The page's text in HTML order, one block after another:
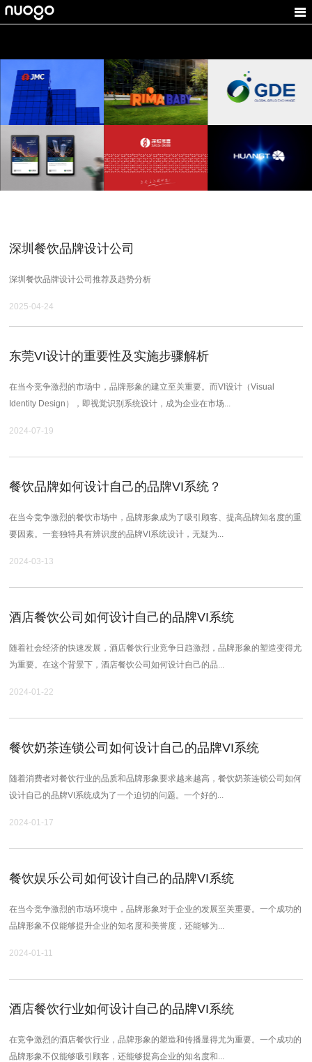
富乔鑫资本
投资公司VI设计,金融品
牌设计
华慧能
环保标志设计,能源VI设
计
锐马
童车VI设计,婴儿品牌设
计,LOGO设计
深粮多喜
粮食企业品牌设计,商城
LOGO设计
全球药品交易
所
设计
煌台光电
光电LOGO设计, 工业品
牌设计
深圳餐饮品牌设计公司
深圳餐饮品牌设计公司推荐及趋势分析
2025-04-24
东莞VI设计的重要性及实施步骤解析
在当今竞争激烈的市场中，品牌形象的建立至关重要。而VI设计（Visual
Identity Design），即视觉识别系统设计，成为企业在市场...
2024-07-19
餐饮品牌如何设计自己的品牌VI系统？
在当今竞争激烈的餐饮市场中，品牌形象成为了吸引顾客、提高品牌知名度的重
要因素。一套独特具有辨识度的品牌VI系统设计，无疑为...
2024-03-13
酒店餐饮公司如何设计自己的品牌VI系统
随着社会经济的快速发展，酒店餐饮行业竞争日趋激烈，品牌形象的塑造变得尤
为重要。在这个背景下，酒店餐饮公司如何设计自己的品...
2024-01-22
餐饮奶茶连锁公司如何设计自己的品牌VI系统
随着消费者对餐饮行业的品质和品牌形象要求越来越高，餐饮奶茶连锁公司如何
设计自己的品牌VI系统成为了一个迫切的问题。一个好的...
2024-01-17
餐饮娱乐公司如何设计自己的品牌VI系统
在当今竞争激烈的市场环境中，品牌形象对于企业的发展至关重要。一个成功的
品牌形象不仅能够提升企业的知名度和美誉度，还能够为...
2024-01-11
酒店餐饮行业如何设计自己的品牌VI系统
在竞争激烈的酒店餐饮行业，品牌形象的塑造和传播显得尤为重要。一个成功的
品牌形象不仅能够吸引顾客，还能够提高企业的知名度和...